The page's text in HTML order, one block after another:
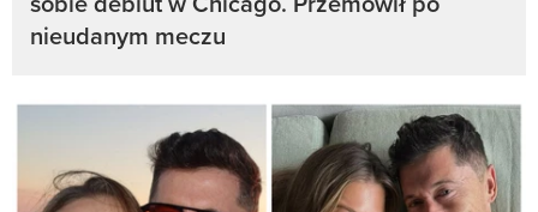
nieudanym meczu